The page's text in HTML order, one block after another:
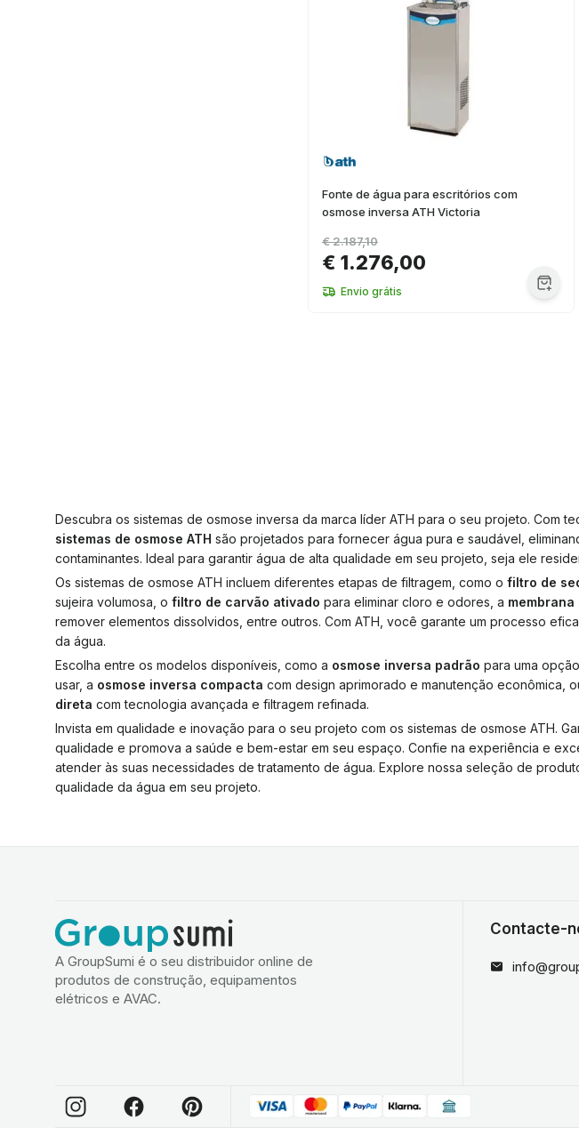
Fonte de água para escritórios com
osmose inversa ATH Victoria
€ 1.276,00
€ 2.187,10
Envio grátis
Descubra os sistemas de osmose inversa da marca líder ATH para o seu projeto. Com
sistemas de osmose ATH são projetados para fornecer água pura e saudável,
contaminantes. Ideal para garantir água de alta qualidade em seu projeto, seja ele
Os sistemas de osmose ATH incluem diferentes etapas de filtragem, como o filtro de
sujeira volumosa, o filtro de carvão ativado para eliminar cloro e odores, a membrana
remover elementos dissolvidos, entre outros. Com ATH, você garante um processo
da água.
Escolha entre os modelos disponíveis, como a osmose inversa padrão para uma
usar, a osmose inversa compacta com design aprimorado e manutenção econômica,
direta com tecnologia avançada e filtragem refinada.
Invista em qualidade e inovação para o seu projeto com os sistemas de osmose ATH.
qualidade e promova a saúde e bem-estar em seu espaço. Confie na experiência e
atender às suas necessidades de tratamento de água. Explore nossa seleção de
qualidade da água em seu projeto.
A GroupSumi é o seu distribuidor online de
produtos de construção, equipamentos
elétricos e AVAC.
Contacte-